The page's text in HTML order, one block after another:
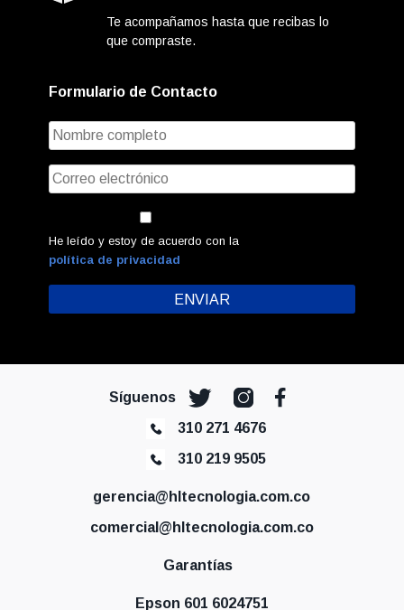
Te acompañamos hasta que recibas lo
que compraste.
Formulario de Contacto
He leído y estoy de acuerdo con la
política de privacidad
Síguenos
310 271 4676
310 219 9505
gerencia@hltecnologia.com.co
comercial@hltecnologia.com.co
Garantías
Epson 601 6024751